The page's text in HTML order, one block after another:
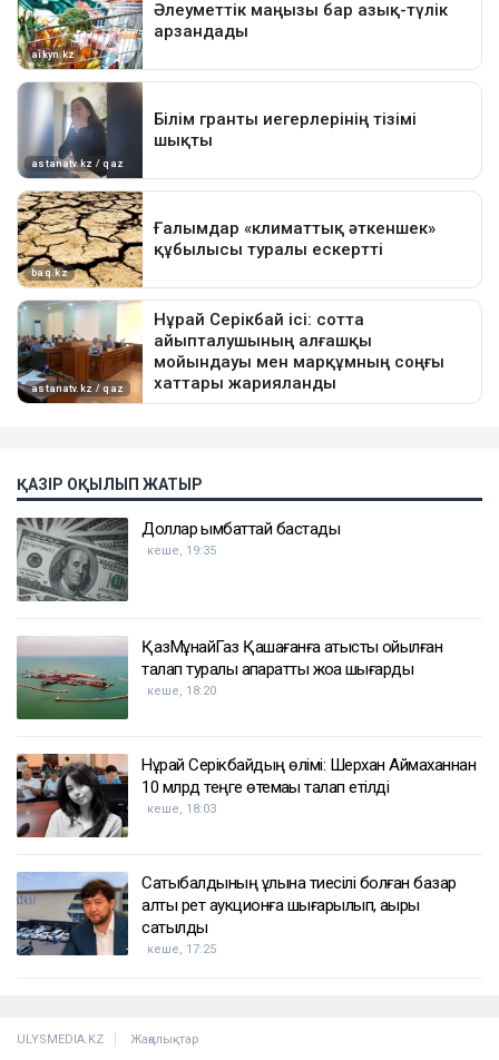
ҚАЗІР ОҚЫЛЫП ЖАТЫР
Доллар қымбаттай бастады
кеше, 19:35
ҚазМұнайГаз Қашағанға қатысты қойылған
талап туралы ақпаратты жоққа шығарды
кеше, 18:20
Нұрай Серікбайдың өлімі: Шерхан Аймаханнан
10 млрд теңге өтемақы талап етілді
кеше, 18:03
Сатыбалдының ұлына тиесілі болған базар
алты рет аукционға шығарылып, ақыры
сатылды
кеше, 17:25
ULYSMEDIA.KZ Жаңалықтар